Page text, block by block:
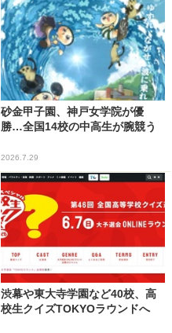
砂金甲子園、神戸女学院が優
勝…全国14校の中高生が腕競う
2026.7.29
渋幕や東大寺学園など40校、高
校生クイズTOKYOラウンドへ